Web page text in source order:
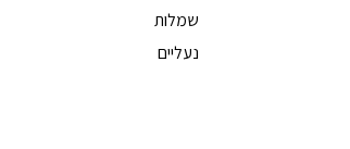
שמלות
נעליים